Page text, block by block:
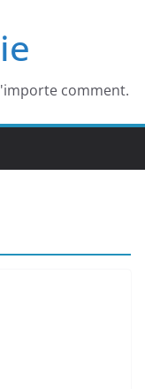
comment.